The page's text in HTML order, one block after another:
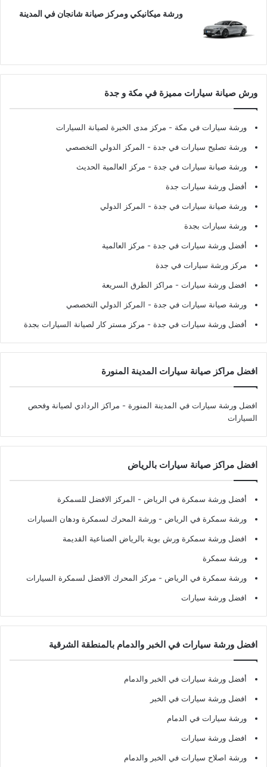
ورشة ميكانيكي ومركز صيانة شانجان في المدينة
ورش صيانة سيارات مميزة في مكة و جدة
ورشة سيارات في مكة - مركز مدى الخبرة لصيانة السيارات
ورشة تصليح سيارات في جدة - المركز الدولي التخصصي
ورشة صيانة سيارات في جدة - مركز العالمية الحديث
أفضل ورشة سيارات جدة
ورشة صيانة سيارات في جدة - المركز الدولي
ورشة سيارات بجدة
أفضل ورشة سيارات في جدة - مركز العالمية
مركز ورشة سيارات في جدة
افضل ورشة سيارات - مراكز الطرق السريعة
ورشة صيانة سيارات في جدة - المركز الدولي التخصصي
أفضل ورشة سيارات في جدة - مركز مستر كار لصيانة السيارات بجدة
افضل مراكز صيانة سيارات المدينة المنورة
افضل ورشة سيارات في المدينة المنورة - مراكز الردادي لصيانة وفحص
السيارات
افضل مراكز صيانة سيارات بالرياض
أفضل ورشة سمكرة في الرياض - المركز الافضل للسمكرة
ورشة سمكرة في الرياض - ورشة المحرك لسمكرة ودهان السيارات
افضل ورشة سمكرة ورش بوية بالرياض الصناعية القديمة
ورشة سمكرة
ورشة سمكرة في الرياض - مركز المحرك الافضل لسمكرة السيارات
افضل ورشة سيارات
افضل ورشة سيارات في الخبر والدمام بالمنطقة الشرقية
أفضل ورشة سيارات في الخبر والدمام
افضل ورشة سيارات في الخبر
ورشة سيارات في الدمام
افضل ورشة سيارات
ورشة اصلاح سيارات في الخبر والدمام